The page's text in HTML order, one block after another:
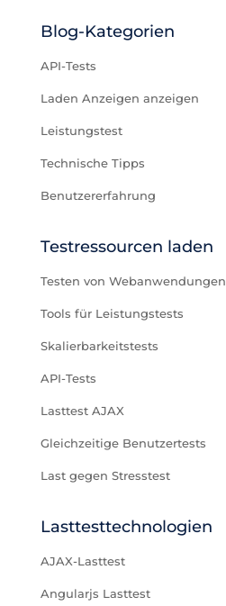
Blog-Kategorien
API-Tests
Laden Anzeigen anzeigen
Leistungstest
Technische Tipps
Benutzererfahrung
Testressourcen laden
Testen von Webanwendungen
Tools für Leistungstests
Skalierbarkeitstests
API-Tests
Lasttest AJAX
Gleichzeitige Benutzertests
Last gegen Stresstest
Lasttesttechnologien
AJAX-Lasttest
Angularjs Lasttest